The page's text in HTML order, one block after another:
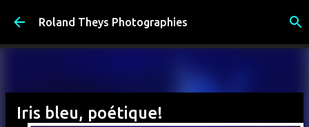
Accéder au contenu principal
Roland Theys Photographies
Iris bleu, poétique!